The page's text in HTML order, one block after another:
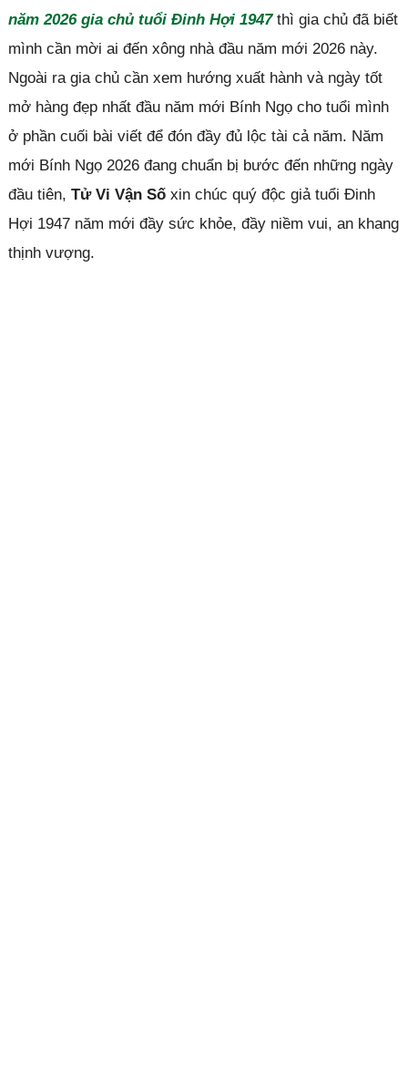
năm 2026 gia chủ tuổi Đinh Hợi 1947thì gia chủ đã biết
mình cần mời ai đến xông nhà đầu năm mới 2026 này.
Ngoài ra gia chủ cần xem hướng xuất hành và ngày tốt
mở hàng đẹp nhất đầu năm mới Bính Ngọ cho tuổi mình
ở phần cuối bài viết để đón đầy đủ lộc tài cả năm. Năm
mới Bính Ngọ 2026 đang chuẩn bị bước đến những ngày
đầu tiên, Tử Vi Vận Sốxin chúc quý độc giả tuổi Đinh
Hợi 1947 năm mới đầy sức khỏe, đầy niềm vui, an khang
thịnh vượng.